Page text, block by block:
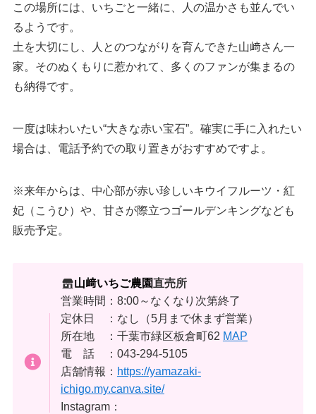
この場所には、いちごと一緒に、人の温かさも並んでい
るようです。
土を大切にし、人とのつながりを育んできた山﨑さん一
家。そのぬくもりに惹かれて、多くのファンが集まるの
も納得です。
一度は味わいたい“大きな赤い宝石”。確実に手に入れたい
場合は、電話予約での取り置きがおすすめですよ。
※来年からは、中心部が赤い珍しいキウイフルーツ・紅
妃（こうひ）や、甘さが際立つゴールデンキングなども
販売予定。
山﨑いちご農園直売所
営業時間：8:00～なくなり次第終了
定休日 ：なし（5月まで休まず営業）
所在地 ：千葉市緑区板倉町62 MAP
電 話 ：043-294-5105
店舗情報： https://yamazaki-
ichigo.my.canva.site/
Instagram：